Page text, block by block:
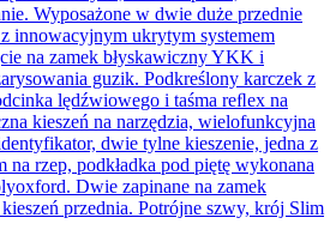
Wyposażone w dwie duże przednie
innowacyjnym ukrytym systemem
na zamek błyskawiczny YKK i
guzik. Podkreślony karczek z
lędźwiowego i taśma reﬂex na
kieszeń na narzędzia, wielofunkcyjna
dwie tylne kieszenie, jedna z
na rzep, podkładka pod piętę wykonana
Dwie zapinane na zamek
przednia. Potrójne szwy, krój Slim